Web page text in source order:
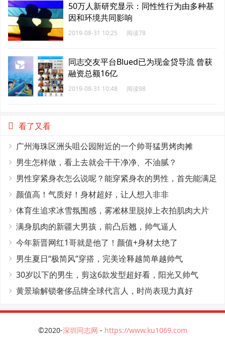
50万人新研究显示：同性性行为由多种基
因和环境共同影响
2019-08-31 10:25 阅读78
同志交友平台Blued已为现金贷导流 曾获
融资总额16亿
2019-08-31 10:48 阅读98
看了又看
广州海珠区洲头咀公园附近的一个帅哥猛男烤肉摊
男生怎样做，看上去就会干干净净、不油腻？
男性穿紧身衣怎么说呢？能穿紧身衣的男性，首先能满足
这4个条件
颜值高！气质好！身材超好，让人想入非非
体育生追求冰雪氛围感，雾凇林里脱掉上衣拍肌肉大片
满身肌肉的新疆大男孩，前凸后翘，帅气逼人
今年新晋网红1哥就是他了！颜值+身材太绝了
男生夏日“极简风”穿搭，完美诠释越简单越帅气
30岁以下的男生，剪这6款发型超好看，阳光又帅气
黄景瑜解锁奢侈品牌全球代言人，时尚表现力真好
©2020-深圳同志网 - https://www.ku1069.com